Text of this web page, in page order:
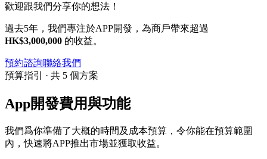
歡迎跟我們分享你的想法！
過去5年，我們專注於APP開發，為商戶帶來超過
HK$3,000,000 的收益。
預約諮詢聯絡我們
預算指引 · 共 5 個方案
App開發費用與功能
我們爲你準備了大概的時間及成本預算，令你能在預算範圍
內，快速將APP推出市場並獲取收益。